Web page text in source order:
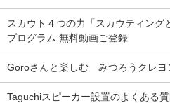
スカウト４つの力「スカウティング
プログラム 無料動画ご登録
Goroさんと楽しむ みつろうクレヨ
Taguchiスピーカー設置のよくある質